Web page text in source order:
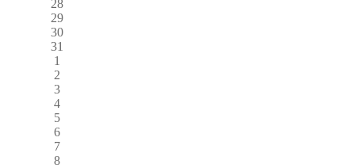
28
29
30
31
1
2
3
4
5
6
7
8